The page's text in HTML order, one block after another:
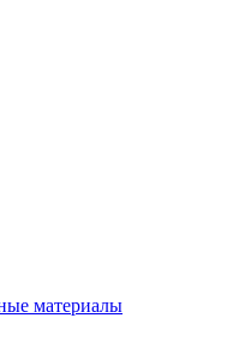
материалы